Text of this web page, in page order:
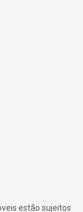
estão sujeitos